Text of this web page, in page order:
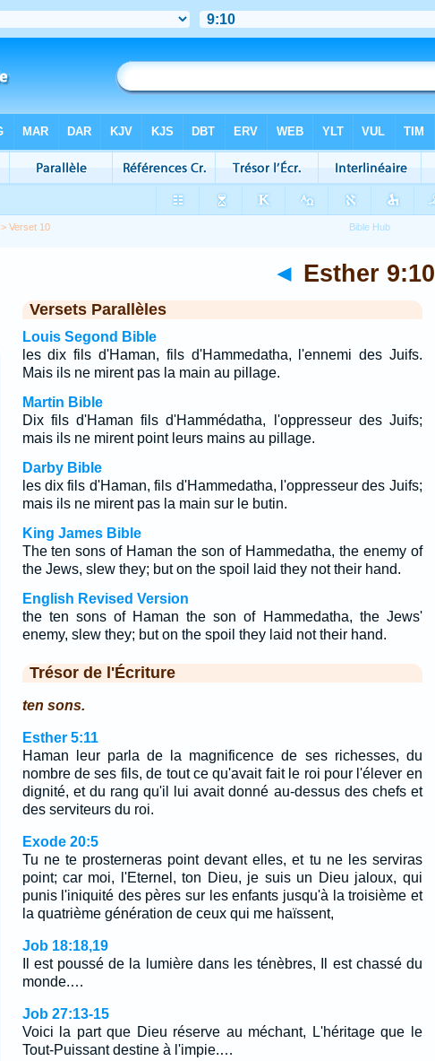
> Verset 10
◄ Esther 9:10
Versets Parallèles
Louis Segond Bible
les dix fils d'Haman, fils d'Hammedatha, l'ennemi des Juifs.
Mais ils ne mirent pas la main au pillage.
Martin Bible
Dix fils d'Haman fils d'Hammédatha, l'oppresseur des Juifs;
mais ils ne mirent point leurs mains au pillage.
Darby Bible
les dix fils d'Haman, fils d'Hammedatha, l'oppresseur des Juifs;
mais ils ne mirent pas la main sur le butin.
King James Bible
The ten sons of Haman the son of Hammedatha, the enemy of
the Jews, slew they; but on the spoil laid they not their hand.
English Revised Version
the ten sons of Haman the son of Hammedatha, the Jews'
enemy, slew they; but on the spoil they laid not their hand.
Trésor de l'Écriture
ten sons.
Esther 5:11
Haman leur parla de la magnificence de ses richesses, du
nombre de ses fils, de tout ce qu'avait fait le roi pour l'élever en
dignité, et du rang qu'il lui avait donné au-dessus des chefs et
des serviteurs du roi.
Exode 20:5
Tu ne te prosterneras point devant elles, et tu ne les serviras
point; car moi, l'Eternel, ton Dieu, je suis un Dieu jaloux, qui
punis l'iniquité des pères sur les enfants jusqu'à la troisième et
la quatrième génération de ceux qui me haïssent,
Job 18:18,19
Il est poussé de la lumière dans les ténèbres, Il est chassé du
monde.…
Job 27:13-15
Voici la part que Dieu réserve au méchant, L'héritage que le
Tout-Puissant destine à l'impie.…